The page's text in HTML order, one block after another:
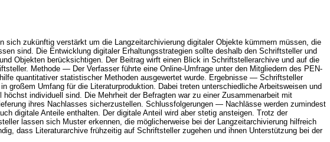
sich zukünftig verstärkt um die Langzeitarchivierung digitaler Objekte kümmern müssen, die
sind. Die Entwicklung digitaler Erhaltungsstrategien sollte deshalb den Schriftsteller und
Objekten berücksichtigen. Der Beitrag wirft einen Blick in Schriftstellerarchive und auf die
Methode — Der Verfasser führte eine Online-Umfrage unter den Mitgliedern des PEN-
quantitativer statistischer Methoden ausgewertet wurde. Ergebnisse — Schriftsteller
großem Umfang für die Literaturproduktion. Dabei treten unterschiedliche Arbeitsweisen und
individuell sind. Die Mehrheit der Befragten war zu einer Zusammenarbeit mit
ihres Nachlasses sicherzustellen. Schlussfolgerungen — Nachlässe werden zumindest
digitale Anteile enthalten. Der digitale Anteil wird aber stetig ansteigen. Trotz der
lassen sich Muster erkennen, die möglicherweise bei der Langzeitarchivierung hilfreich
dass Literaturarchive frühzeitig auf Schriftsteller zugehen und ihnen Unterstützung bei der